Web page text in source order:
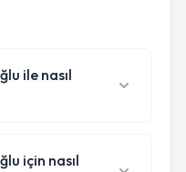
ile nasıl
için nasıl